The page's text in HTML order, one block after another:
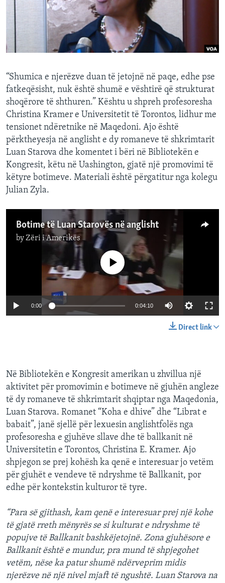
INTERVISTA
“Shumica e njerëzve duan të jetojnë në paqe, edhe pse
fatkeqësisht, nuk është shumë e vështirë që strukturat
shoqërore të shthuren.” Kështu u shpreh profesoresha
Christina Kramer e Universitetit të Torontos, lidhur me
tensionet ndëretnike në Maqedoni. Ajo është
përktheyesja në anglisht e dy romaneve të shkrimtarit
Luan Starova dhe komentet i bëri në Bibliotekën e
Kongresit, këtu në Uashington, gjatë një promovimi të
këtyre botimeve. Materiali është përgatitur nga kolegu
Julian Zyla.
Botime të Luan Starovës në anglisht
byZëri i Amerikës
No media source currently available
0:00 0:04:10
Direct link
Në Bibliotekën e Kongresit amerikan u zhvillua një
aktivitet për promovimin e botimeve në gjuhën angleze
të dy romaneve të shkrimtarit shqiptar nga Maqedonia,
Luan Starova. Romanet “Koha e dhive” dhe “Librat e
babait”, janë sjellë për lexuesin anglishtfolës nga
profesoresha e gjuhëve sllave dhe të ballkanit në
Universitetin e Torontos, Christina E. Kramer. Ajo
shpjegon se prej kohësh ka qenë e interesuar jo vetëm
për gjuhët e vendeve të ndryshme të Ballkanit, por
edhe për kontekstin kulturor të tyre.
“Para së gjithash, kam qenë e interesuar prej një kohe
të gjatë rreth mënyrës se si kulturat e ndryshme të
popujve të Ballkanit bashkëjetojnë. Zona gjuhësore e
Ballkanit është e mundur, pra mund të shpjegohet
vetëm, nëse ka patur shumë ndërveprim midis
njerëzve në një nivel mjaft të ngushtë. Luan Starova na